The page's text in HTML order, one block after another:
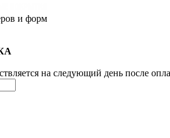
и форм
на следующий день после